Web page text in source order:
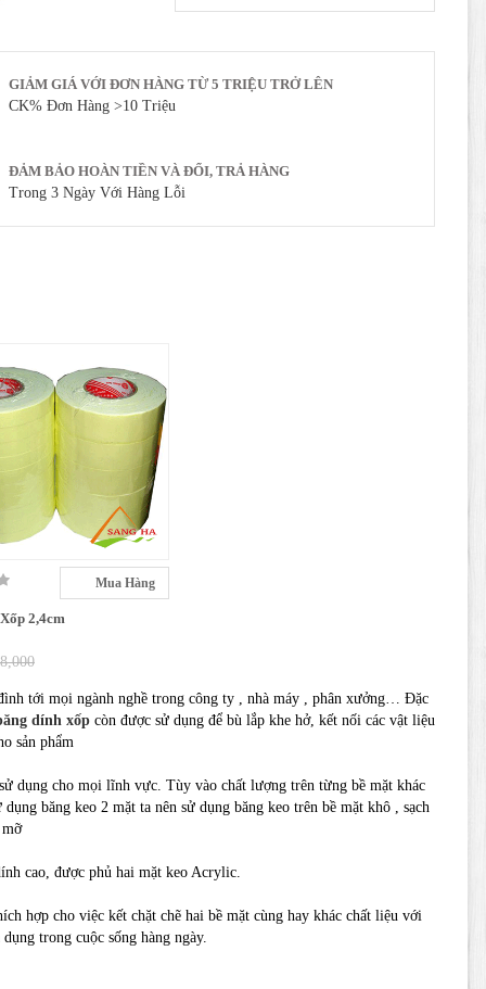
GIẢM GIÁ VỚI ĐƠN HÀNG TỪ 5 TRIỆU TRỞ LÊN
CK% Đơn Hàng >10 Triệu
ĐẢM BẢO HOÀN TIỀN VÀ ĐỔI, TRẢ HÀNG
Trong 3 Ngày Với Hàng Lỗi
Mua Hàng
2,4cm
tới mọi ngành nghề trong công ty , nhà máy , phân xưởng… Đặc
dính xốpcòn được sử dụng để bù lắp khe hở, kết nối các vật liệu
sản phẩm
dụng cho mọi lĩnh vực. Tùy vào chất lượng trên từng bề mặt khác
băng keo 2 mặt ta nên sử dụng băng keo trên bề mặt khô , sạch
cao, được phủ hai mặt keo Acrylic.
hợp cho việc kết chặt chẽ hai bề mặt cùng hay khác chất liệu với
trong cuộc sống hàng ngày.